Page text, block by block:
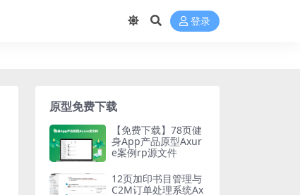
登录
原型免费下载
【免费下载】78页健
身App产品原型Axur
e案例rp源文件
12页加印书目管理与
C2M订单处理系统Ax